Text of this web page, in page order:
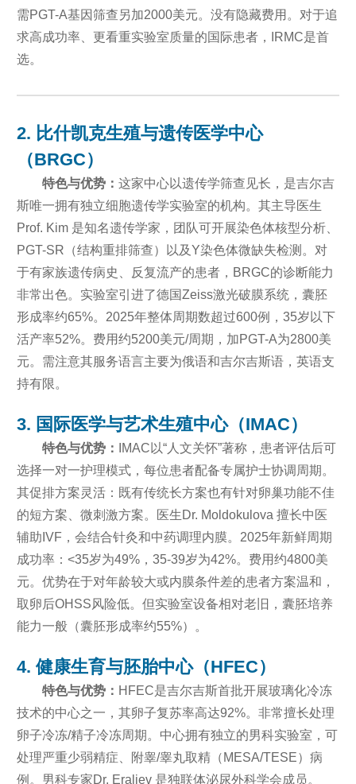
需PGT-A基因筛查另加2000美元。没有隐藏费用。对于追
求高成功率、更看重实验室质量的国际患者，IRMC是首
选。
2. 比什凯克生殖与遗传医学中心
（BRGC）
特色与优势： 这家中心以遗传学筛查见长，是吉尔吉
斯唯一拥有独立细胞遗传学实验室的机构。其主导医生
Prof. Kim 是知名遗传学家，团队可开展染色体核型分析、
PGT-SR（结构重排筛查）以及Y染色体微缺失检测。对
于有家族遗传病史、反复流产的患者，BRGC的诊断能力
非常出色。实验室引进了德国Zeiss激光破膜系统，囊胚
形成率约65%。2025年整体周期数超过600例，35岁以下
活产率52%。费用约5200美元/周期，加PGT-A为2800美
元。需注意其服务语言主要为俄语和吉尔吉斯语，英语支
持有限。
3. 国际医学与艺术生殖中心（IMAC）
特色与优势：
IMAC以“人文关怀”著称，患者评估后可
选择一对一护理模式，每位患者配备专属护士协调周期。
其促排方案灵活：既有传统长方案也有针对卵巢功能不佳
的短方案、微刺激方案。医生Dr. Moldokulova 擅长中医
辅助IVF，会结合针灸和中药调理内膜。2025年新鲜周期
成功率：<35岁为49%，35-39岁为42%。费用约4800美
元。优势在于对年龄较大或内膜条件差的患者方案温和，
取卵后OHSS风险低。但实验室设备相对老旧，囊胚培养
能力一般（囊胚形成率约55%）。
4. 健康生育与胚胎中心（HFEC）
特色与优势： HFEC是吉尔吉斯首批开展玻璃化冷冻
技术的中心之一，其卵子复苏率高达92%。非常擅长处理
卵子冷冻/精子冷冻周期。中心拥有独立的男科实验室，可
处理严重少弱精症、附睾/睾丸取精（MESA/TESE）病
例。男科专家Dr. Eraliev 是独联体泌尿外科学会成员。